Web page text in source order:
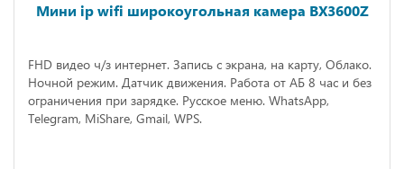
Мини ip wifi широкоугольная камера BX3600Z
FHD видео ч/з интернет. Запись с экрана, на карту, Облако.
Ночной режим. Датчик движения. Работа от АБ 8 час и без
ограничения при зарядке. Русское меню. WhatsApp,
Telegram, MiShare, Gmail, WPS.